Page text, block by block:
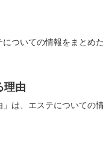
についての情報をまと
理由
」は、エステについて